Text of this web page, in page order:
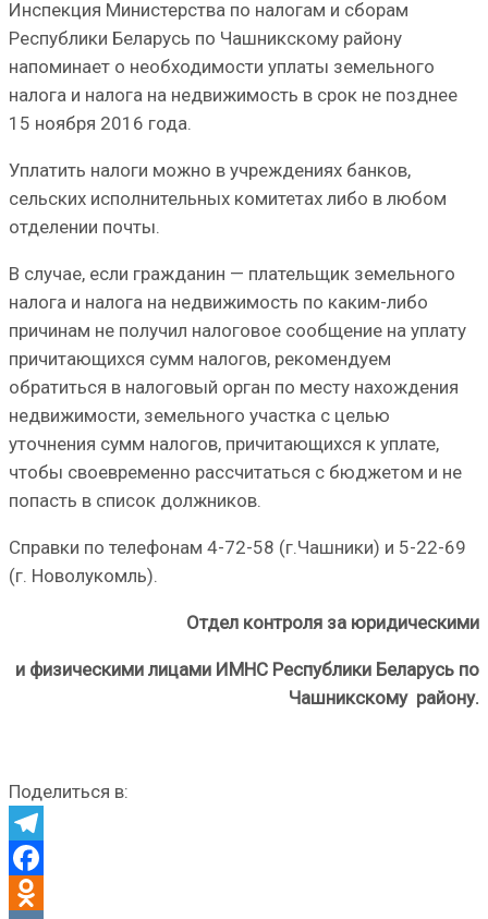
Инспекция Министерства по налогам и сборам
Республики Беларусь по Чашникскому району
напоминает о необходимости уплаты земельного
налога и налога на недвижимость в срок не позднее
15 ноября 2016 года.
Уплатить налоги можно в учреждениях банков,
сельских исполнительных комитетах либо в любом
отделении почты.
В случае, если гражданин — плательщик земельного
налога и налога на недвижимость по каким-либо
причинам не получил налоговое сообщение на уплату
причитающихся сумм налогов, рекомендуем
обратиться в налоговый орган по месту нахождения
недвижимости, земельного участка с целью
уточнения сумм налогов, причитающихся к уплате,
чтобы своевременно рассчитаться с бюджетом и не
попасть в список должников.
Справки по телефонам 4-72-58 (г.Чашники) и 5-22-69
(г. Новолукомль).
Отдел контроля за юридическими
и физическими лицами ИМНС Республики Беларусь по
Чашникскому району.
Поделиться в:
Telegram
Facebook